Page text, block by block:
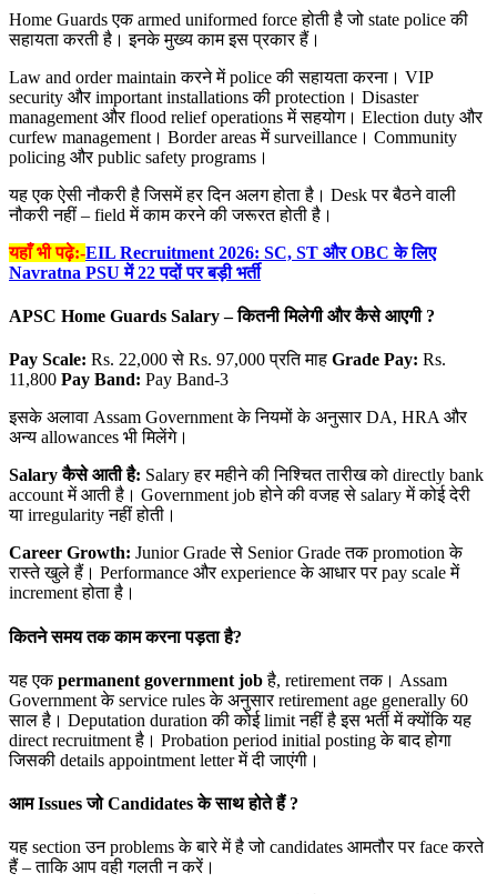
Home Guards एक armed uniformed force होती है जो state police की
सहायता करती है। इनके मुख्य काम इस प्रकार हैं।
Law and order maintain करने में police की सहायता करना। VIP
security और important installations की protection। Disaster
management और flood relief operations में सहयोग। Election duty और
curfew management। Border areas में surveillance। Community
policing और public safety programs।
यह एक ऐसी नौकरी है जिसमें हर दिन अलग होता है। Desk पर बैठने वाली
नौकरी नहीं – field में काम करने की जरूरत होती है।
यहाँ भी पढ़े:-EIL Recruitment 2026: SC, ST और OBC के लिए
Navratna PSU में 22 पदों पर बड़ी भर्ती
APSC Home Guards Salary –कितनी मिलेगी और कैसे आएगी ?
Pay Scale: Rs. 22,000 से Rs. 97,000 प्रति माह Grade Pay: Rs.
11,800 Pay Band: Pay Band-3
इसके अलावा Assam Government के नियमों के अनुसार DA, HRA और
अन्य allowances भी मिलेंगे।
Salaryकैसे आती है: Salary हर महीने की निश्चित तारीख को directly bank
account में आती है। Government job होने की वजह से salary में कोई देरी
या irregularity नहीं होती।
Career Growth: Junior Grade से Senior Grade तक promotion के
रास्ते खुले हैं। Performance और experience के आधार पर pay scale में
increment होता है।
कितने समय तक काम करना पड़ता है?
यह एकpermanent government jobहै, retirement तक। Assam
Government के service rules के अनुसार retirement age generally 60
साल है। Deputation duration की कोई limit नहीं है इस भर्ती में क्योंकि यह
direct recruitment है। Probation period initial posting के बाद होगा
जिसकी details appointment letter में दी जाएंगी।
आम Issuesजो Candidatesके साथ होते हैं ?
यह section उन problems के बारे में है जो candidates आमतौर पर face करते
हैं – ताकि आप वही गलती न करें।